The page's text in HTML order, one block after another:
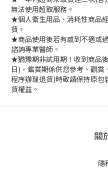
無法使用超取服務。
★個人衛生用品、消耗性商品
貨。
★商品使用後若有感到不適或
諮詢專業醫師。
★猶豫期非試用期！收到商品
日)，鑑賞期係供您參考、觀
程序辦理退貨)時敬請保持原
貨權益。
關
隱